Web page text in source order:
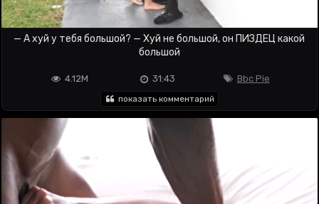
— А хуй у тебя большой? — Хуй не большой, он ПИЗДЕЦ какой
большой
Bbc Pie
31:43
4.12M
показать комментарий